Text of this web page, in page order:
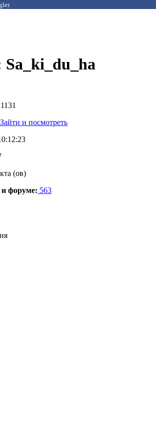
Sa_ki_du_ha
1131
Зайти и посмотреть
(ов)
форуме: 563